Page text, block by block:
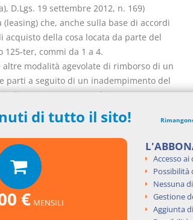
D.Lgs. 19 settembre 2012, n. 169)
che, anche sulla base di accordi
della cosa locata da parte del
ter, commi da 1 a 4.
modalità agevolate di rimborso di un
parti a seguito di un inadempimento del
124, comma 5, 124-bis, 125-ter, 125-
dal CICR.
1, D.Lgs. 13 agosto 2010, n. 141, come
D.Lgs. 19 settembre 2012, n. 169)
concludere contratti di credito nella sola
del pagamento degli interessi e di
D.Lgs. 13 agosto 2010, n. 141, come
14 dicembre 2010, n. 218, che ha sostituito
di tutto il sito!
€ MENSILI
Accesso
Possibilità
Nessuna
Gestione
Aggiunta di